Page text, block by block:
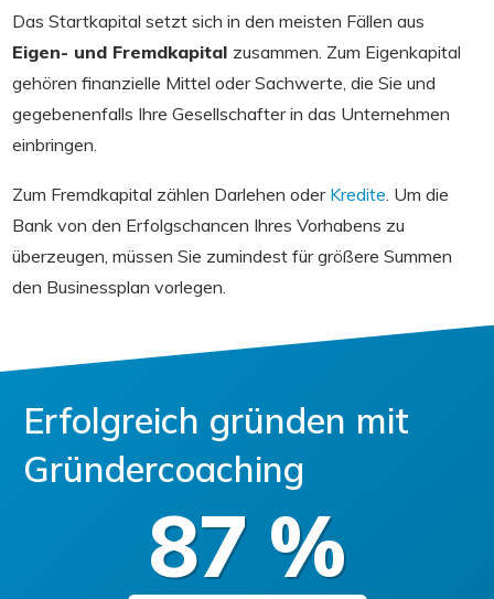
Das Startkapital setzt sich in den meisten Fällen aus
Eigen- und Fremdkapital zusammen. Zum Eigenkapital
gehören finanzielle Mittel oder Sachwerte, die Sie und
gegebenenfalls Ihre Gesellschafter in das Unternehmen
einbringen.
Zum Fremdkapital zählen Darlehen oder Kredite . Um die
Bank von den Erfolgschancen Ihres Vorhabens zu
überzeugen, müssen Sie zumindest für größere Summen
den Businessplan vorlegen.
Erfolgreich gründen mit
Gründercoaching
87 %